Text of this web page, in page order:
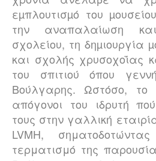
εµπλουτισµό του
την αναπαλαίωση
σχολείου, τη δηµιουργία
και σχολής χρυσοχοΐας
του σπιτιού όπου
Βούλγαρης. Ωστόσο, το
απόγονοι του ιδρυτή
τους στην γαλλική
LVMH,
τερματισμό της